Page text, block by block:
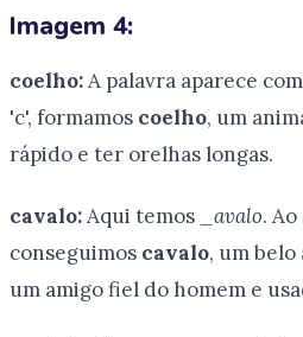
Imagem 4:
coelho:A palavra aparece
'c', formamos coelho, um
rápido e ter orelhas longas.
cavalo:Aqui temos _avalo.
conseguimos cavalo, um
um amigo fiel do homem e